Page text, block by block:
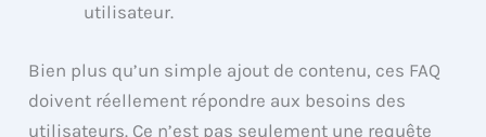
utilisateur.
Bien plus qu’un simple ajout de contenu, ces FAQ
doivent réellement répondre aux besoins des
utilisateurs. Ce n’est pas seulement une requête